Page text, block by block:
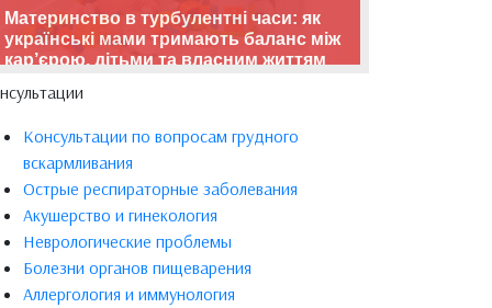
Материнство в турбулентні часи: як
українські мами тримають баланс між
кар’єрою, дітьми та власним життям
Консультации по вопросам грудного
вскармливания
Острые респираторные заболевания
Акушерство и гинекология
Неврологические проблемы
Болезни органов пищеварения
Аллергология и иммунология